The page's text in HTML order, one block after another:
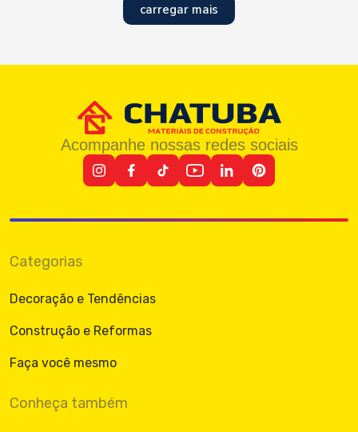
carregar mais
Acompanhe nossas redes sociais
Categorias
Decoração e Tendências
Construção e Reformas
Faça você mesmo
Conheça também